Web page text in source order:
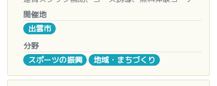
登録希望の方を対象に、説明会を開催します。必ず
ご参加ください。
※登録には説明会の参加が必須です
日 時／令和8年3月7日(土) 10:00～（2時間程度）
場 所／松江歴史館（歴史の指南所）
ー、受付など。
約500名の来場がある人気イベントで子ども達が奮
闘する様子を一緒に応援しながらのお手伝いです！
■日時
２０２６年３月２２日（日） ８：００～１２：３
０
開催地
出雲市
分野
スポーツの振興
地域・まちづくり